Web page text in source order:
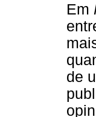
Em
de